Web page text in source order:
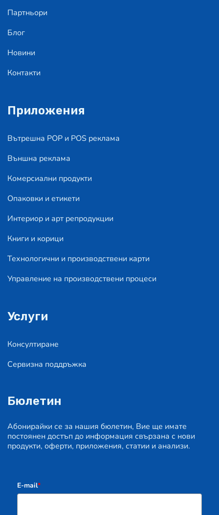
Партньори
Блог
Новини
Контакти
Приложения
Вътрешна POP и POS реклама
Външна реклама
Комерсиални продукти
Опаковки и етикети
Интериор и арт репродукции
Книги и корици
Технологични и производствени карти
Управление на производствени процеси
Услуги
Консултиране
Сервизна поддръжка
Бюлетин
Абонирайки се за нашия бюлетин, Вие ще имате
постоянен достъп до информация свързана с нови
продукти, оферти, приложения, статии и анализи.
E-mail*